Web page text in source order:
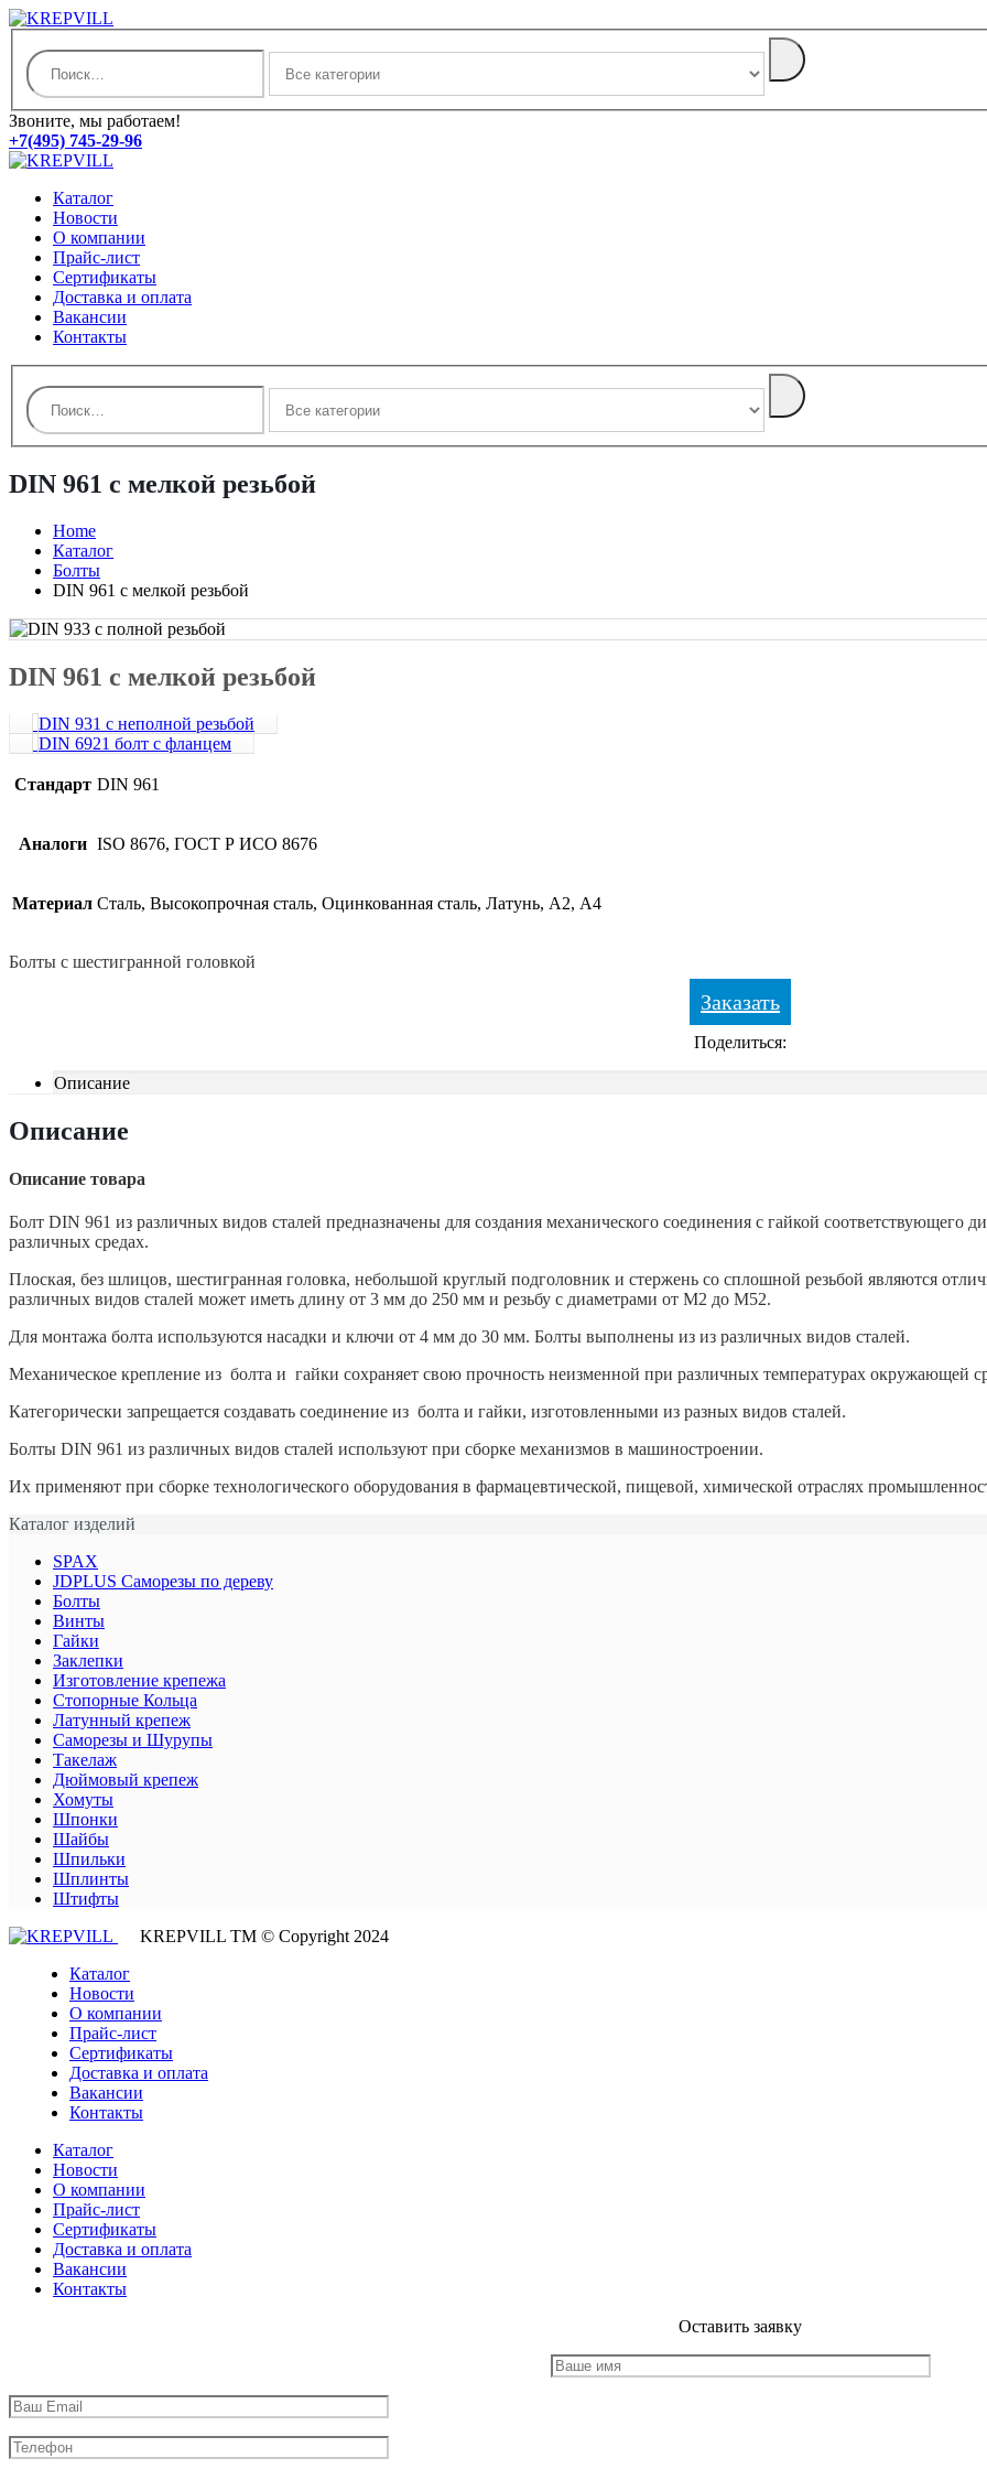
Звоните, мы работаем!
+7(495) 745-29-96
Каталог
Новости
О компании
Прайс-лист
Сертификаты
Доставка и оплата
Вакансии
Контакты
DIN 961 с мелкой резьбой
Home
Каталог
Болты
DIN 961 с мелкой резьбой
DIN 961 с мелкой резьбой
DIN 931 с неполной резьбой
DIN 6921 болт с фланцем
Стандарт DIN 961
Аналоги ISO 8676, ГОСТ Р ИСО 8676
Материал Сталь, Высокопрочная сталь, Оцинкованная сталь, Латунь, А2, А4
Болты с шестигранной головкой
Заказать
Поделиться:
Описание
Описание
Описание товара
Болт DIN 961 из различных видов сталей предназначены для создания механического соединения с гайкой соответствующего
различных средах.
Плоская, без шлицов, шестигранная головка, небольшой круглый подголовник и стержень со сплошной резьбой являются
различных видов сталей может иметь длину от 3 мм до 250 мм и резьбу с диаметрами от М2 до М52.
Для монтажа болта используются насадки и ключи от 4 мм до 30 мм. Болты выполнены из из различных видов сталей.
Механическое крепление из болта и гайки сохраняет свою прочность неизменной при различных температурах окружающей
Категорически запрещается создавать соединение из болта и гайки, изготовленными из разных видов сталей.
Болты DIN 961 из различных видов сталей используют при сборке механизмов в машиностроении.
Их применяют при сборке технологического оборудования в фармацевтической, пищевой, химической отраслях
Каталог изделий
SPAX
JDPLUS Саморезы по дереву
Болты
Винты
Гайки
Заклепки
Изготовление крепежа
Стопорные Кольца
Латунный крепеж
Саморезы и Шурупы
Такелаж
Дюймовый крепеж
Хомуты
Шпонки
Шайбы
Шпильки
Шплинты
Штифты
KREPVILL ТМ © Copyright 2024
Каталог
Новости
О компании
Прайс-лист
Сертификаты
Доставка и оплата
Вакансии
Контакты
Каталог
Новости
О компании
Прайс-лист
Сертификаты
Доставка и оплата
Вакансии
Контакты
Оставить заявку